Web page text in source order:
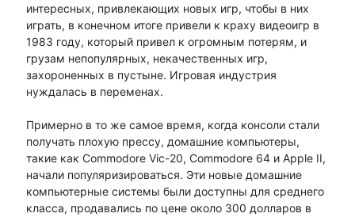
интересных, привлекающих новых игр, чтобы в них
играть, в конечном итоге привели к краху видеоигр в
1983 году, который привел к огромным потерям, и
грузам непопулярных, некачественных игр,
захороненных в пустыне. Игровая индустрия
нуждалась в переменах.
Примерно в то же самое время, когда консоли стали
получать плохую прессу, домашние компьютеры,
такие как Commodore Vic-20, Commodore 64 и Apple II,
начали популяризироваться. Эти новые домашние
компьютерные системы были доступны для среднего
класса, продавались по цене около 300 долларов в